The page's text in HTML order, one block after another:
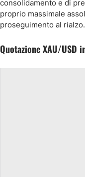
consolidamento e di
proprio massimale
proseguimento al rialzo.
Quotazione XAU/USD